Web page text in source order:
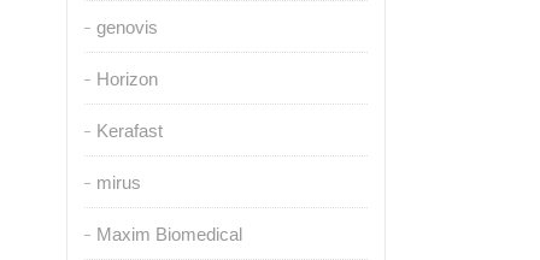
genovis
Horizon
Kerafast
mirus
Maxim Biomedical